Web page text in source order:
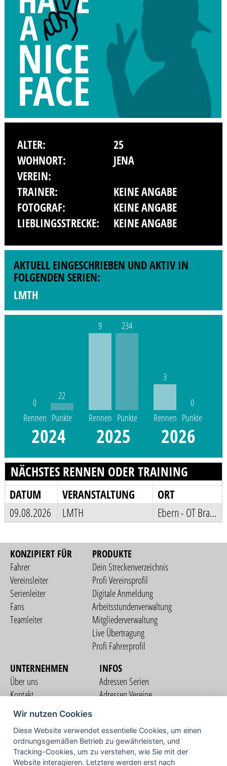
ALTER:
25
WOHNORT:
JENA
VEREIN:
TRAINER:
KEINE ANGABE
FOTOGRAF:
KEINE ANGABE
LIEBLINGSSTRECKE:
KEINE ANGABE
AKTUELL EINGESCHRIEBEN UND AKTIV IN
FOLGENDEN SERIEN:
LMTH
0
Rennen
22
Punkte
2024
9
Rennen
234
Punkte
2025
3
Rennen
0
Punkte
2026
NÄCHSTES RENNEN ODER TRAINING
DATUM VERANSTALTUNG
ORT
09.08.2026
LMTH Ebern - OT Bramberg
KONZIPIERT FÜR
Fahrer
Vereinsleiter
Serienleiter
Fans
Teamleiter
PRODUKTE
Dein Streckenverzeichnis
Profi Vereinsprofil
Digitale Anmeldung
Arbeitsstundenverwaltung
Mitgliederverwaltung
Live Übertragung
Profi Fahrerprofil
UNTERNEHMEN
Über uns
Kontakt
Nutzungsbedingungen
Datenschutzerklärung
Impressum
INFOS
Adressen Serien
Adressen Vereine
COMMUNITY
Wir nutzen Cookies
Diese Website verwendet essentielle Cookies, um einen
ordnungsgemäßen Betrieb zu gewährleisten, und
Tracking-Cookies, um zu verstehen, wie Sie mit der
Website interagieren. Letztere werden erst nach